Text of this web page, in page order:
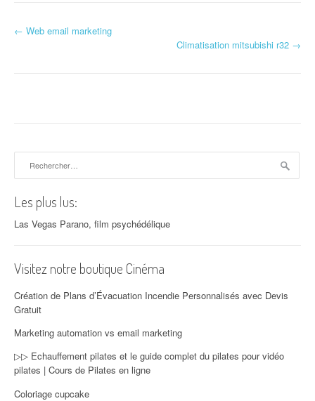
Navigation d'article
← Web email marketing
Climatisation mitsubishi r32 →
Les plus lus:
Las Vegas Parano, film psychédélique
Visitez notre boutique Cinéma
Création de Plans d’Évacuation Incendie Personnalisés avec Devis
Gratuit
Marketing automation vs email marketing
▷▷ Echauffement pilates et le guide complet du pilates pour vidéo
pilates | Cours de Pilates en ligne
Coloriage cupcake